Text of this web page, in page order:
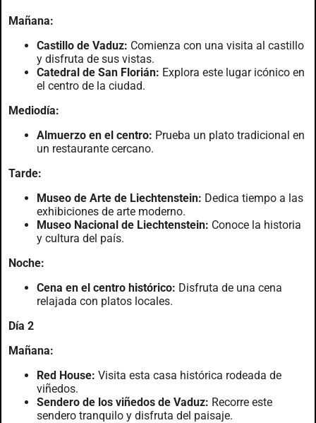
Mañana:
Castillo de Vaduz: Comienza con una visita al castillo
y disfruta de sus vistas.
Catedral de San Florián: Explora este lugar icónico en
el centro de la ciudad.
Mediodía:
Almuerzo en el centro: Prueba un plato tradicional en
un restaurante cercano.
Tarde:
Museo de Arte de Liechtenstein: Dedica tiempo a las
exhibiciones de arte moderno.
Museo Nacional de Liechtenstein: Conoce la historia
y cultura del país.
Noche:
Cena en el centro histórico: Disfruta de una cena
relajada con platos locales.
Día 2
Mañana:
Red House: Visita esta casa histórica rodeada de
viñedos.
Sendero de los viñedos de Vaduz: Recorre este
sendero tranquilo y disfruta del paisaje.